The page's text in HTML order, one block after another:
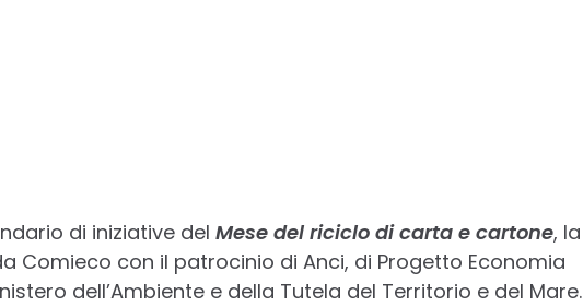
di iniziative del Mese del riciclo di carta e cartone, la
Comieco con il patrocinio di Anci, di Progetto Economia
dell’Ambiente e della Tutela del Territorio e del Mare.